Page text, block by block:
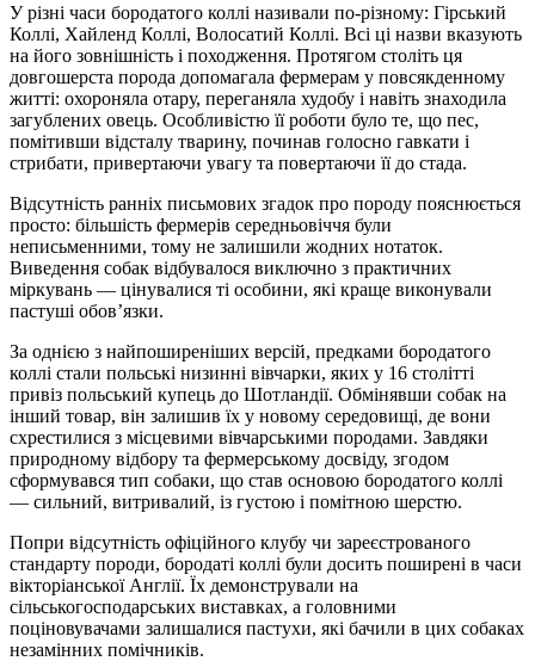
У різні часи бородатого коллі називали по-різному: Гірський
Коллі, Хайленд Коллі, Волосатий Коллі. Всі ці назви вказують
на його зовнішність і походження. Протягом століть ця
довгошерста порода допомагала фермерам у повсякденному
житті: охороняла отару, переганяла худобу і навіть знаходила
загублених овець. Особливістю її роботи було те, що пес,
помітивши відсталу тварину, починав голосно гавкати і
стрибати, привертаючи увагу та повертаючи її до стада.
Відсутність ранніх письмових згадок про породу пояснюється
просто: більшість фермерів середньовіччя були
неписьменними, тому не залишили жодних нотаток.
Виведення собак відбувалося виключно з практичних
міркувань — цінувалися ті особини, які краще виконували
пастуші обов’язки.
За однією з найпоширеніших версій, предками бородатого
коллі стали польські низинні вівчарки, яких у 16 столітті
привіз польський купець до Шотландії. Обмінявши собак на
інший товар, він залишив їх у новому середовищі, де вони
схрестилися з місцевими вівчарськими породами. Завдяки
природному відбору та фермерському досвіду, згодом
сформувався тип собаки, що став основою бородатого коллі
— сильний, витривалий, із густою і помітною шерстю.
Попри відсутність офіційного клубу чи зареєстрованого
стандарту породи, бородаті коллі були досить поширені в часи
вікторіанської Англії. Їх демонстрували на
сільськогосподарських виставках, а головними
поціновувачами залишалися пастухи, які бачили в цих собаках
незамінних помічників.